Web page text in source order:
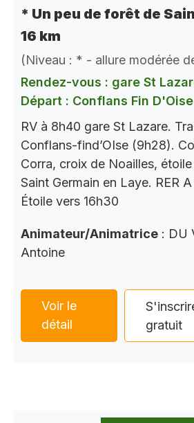
* Un peu de forêt de
16 km
(Niveau : * - allure modérée
Rendez-vous : gare St
Départ : Conflans Fin D'Oise
RV à 8h40 gare St Lazare.
Conflans-find’OIse (9h28).
Corra, croix de Noailles,
Saint Germain en Laye. RER
Étoile vers 16h30
Animateur/Animatrice : DU
Antoine
Voir le
détail
gratuit